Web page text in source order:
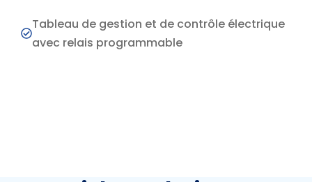
Tableau de gestion et de contrôle électrique
avec relais programmable